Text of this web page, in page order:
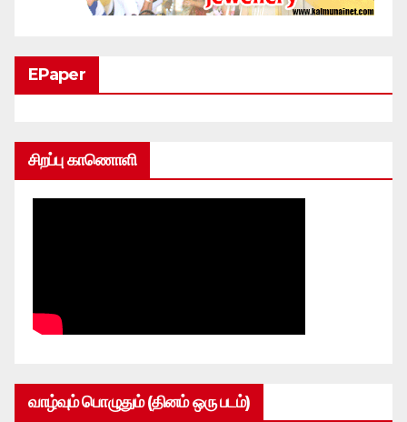
EPaper
சிறப்பு காணொளி
வாழ்வும் பொழுதும் (தினம் ஒரு படம்)